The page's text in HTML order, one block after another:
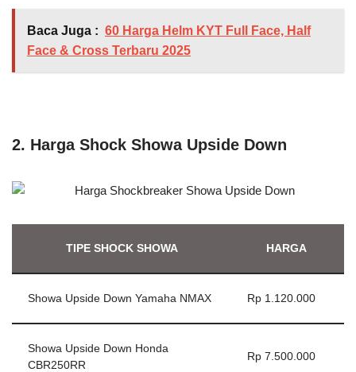
Baca Juga : 60 Harga Helm KYT Full Face, Half
Face & Cross Terbaru 2025
2. Harga Shock Showa Upside Down
TIPE SHOCK SHOWA HARGA
Showa Upside Down Yamaha NMAX Rp 1.120.000
Showa Upside Down Honda
CBR250RR
Rp 7.500.000